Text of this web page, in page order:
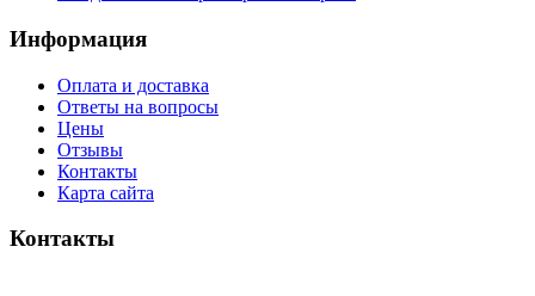
Информация
Оплата и доставка
Ответы на вопросы
Цены
Отзывы
Контакты
Карта сайта
Контакты